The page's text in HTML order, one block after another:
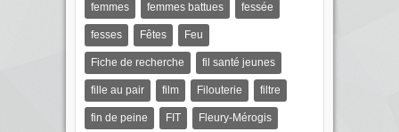
femmes femmes battues fessée
fesses Fêtes Feu
Fiche de recherche fil santé jeunes
fille au pair film Filouterie filtre
fin de peine FIT Fleury-Mérogis